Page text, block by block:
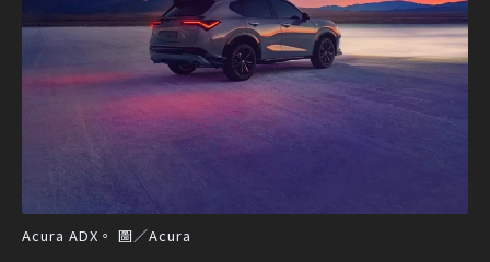
Acura ADX。 圖／Acura